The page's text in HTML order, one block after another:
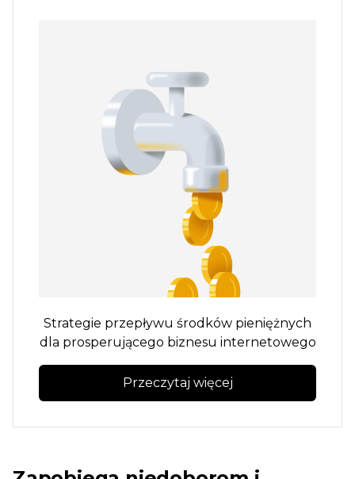
Strategie przepływu środków pieniężnych
dla prosperującego biznesu internetowego
Przeczytaj więcej